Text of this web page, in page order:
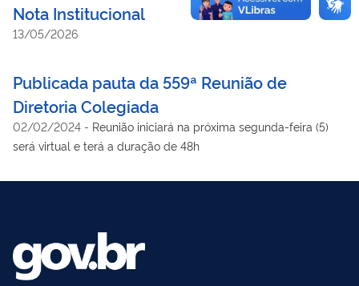
Nota Institucional
13/05/2026
Publicada pauta da 559ª Reunião de
Diretoria Colegiada
02/02/2024 - Reunião iniciará na próxima segunda-feira (5)
será virtual e terá a duração de 48h